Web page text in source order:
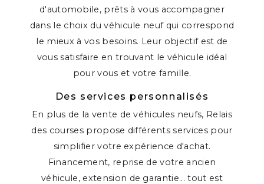
d'automobile, prêts à vous accompagner
dans le choix du véhicule neuf qui correspond
le mieux à vos besoins. Leur objectif est de
vous satisfaire en trouvant le véhicule idéal
pour vous et votre famille.
Des services personnalisés
En plus de la vente de véhicules neufs, Relais
des courses propose différents services pour
simplifier votre expérience d'achat.
Financement, reprise de votre ancien
véhicule, extension de garantie... tout est